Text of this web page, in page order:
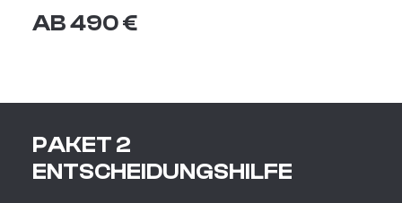
AB 490 €
PAKET 2
ENTSCHEIDUNGSHILFE